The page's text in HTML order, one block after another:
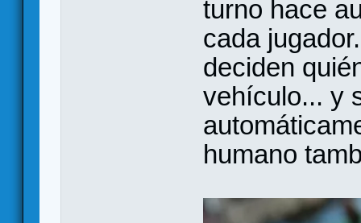
turno hace
cada
deciden
vehículo... y
humano